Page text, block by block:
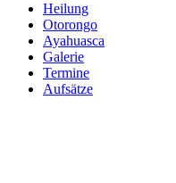
Heilung
Otorongo
Ayahuasca
Galerie
Termine
Aufsätze